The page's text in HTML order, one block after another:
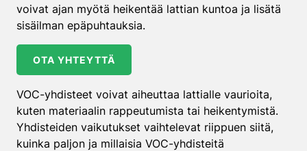
voivat ajan myötä heikentää lattian kuntoa ja lisätä
sisäilman epäpuhtauksia.
OTA YHTEYTTÄ
VOC-yhdisteet voivat aiheuttaa lattialle vaurioita,
kuten materiaalin rappeutumista tai heikentymistä.
Yhdisteiden vaikutukset vaihtelevat riippuen siitä,
kuinka paljon ja millaisia VOC-yhdisteitä